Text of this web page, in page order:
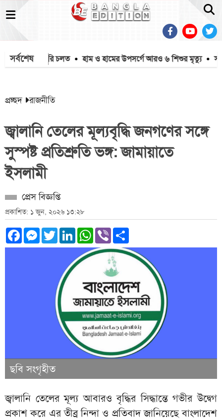
সর্বশেষ
নজরদারি চলত হাম ও হামের উপসর্গে আরও ৬ শিশুর মৃত্যু
প্রচ্ছদ রাজনীতি
জ্বালানি তেলের মূল্যবৃদ্ধি জনগণের সঙ্গে
সুস্পষ্ট প্রতিশ্রুতি ভঙ্গ: জামায়াতে
ইসলামী
প্রেস বিজ্ঞপ্তি
প্রকাশিত: ১ জুন, ২০২৬ ১৩:২৮
Facebook
Messenger
TwitterLinkedInWhatsApp
Viber
ছবি সংগৃহীত
জ্বালানি তেলের মূল্য আবারও বৃদ্ধির সিদ্ধান্তে গভীর উদ্বেগ
প্রকাশ করে এর তীব্র নিন্দা ও প্রতিবাদ জানিয়েছে বাংলাদেশ